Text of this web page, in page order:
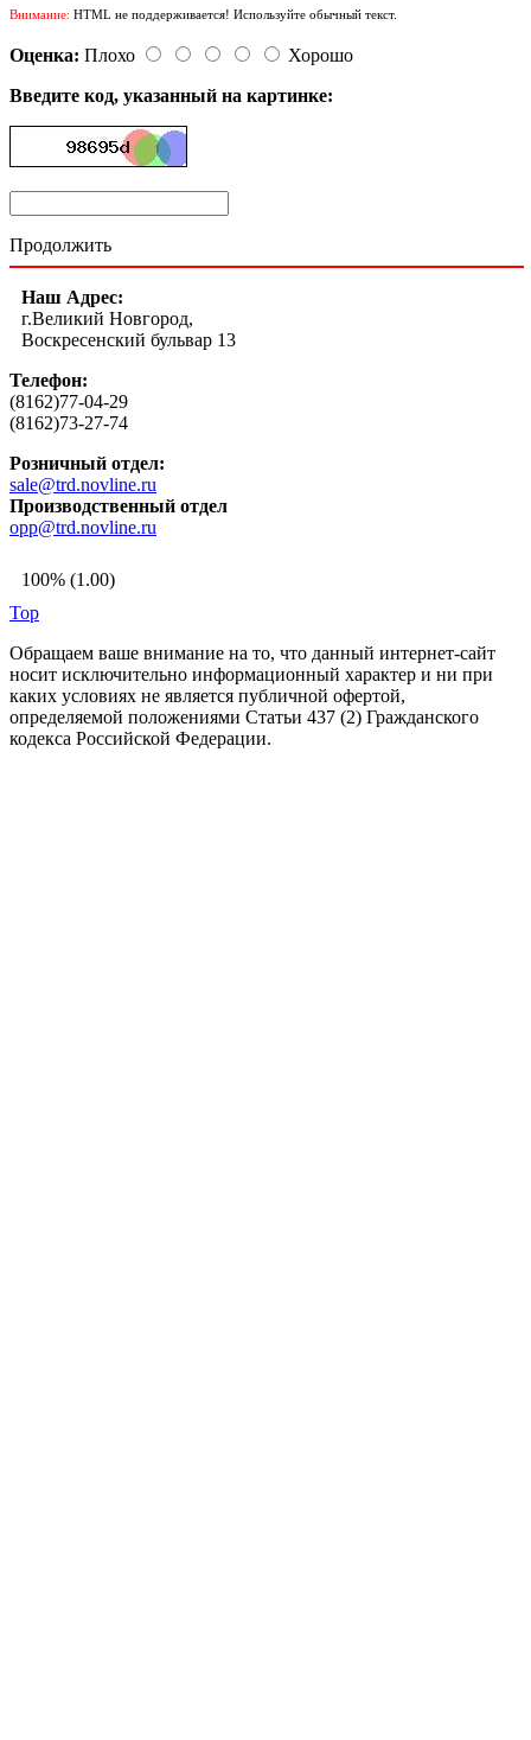
Внимание: HTML не поддерживается! Используйте обычный текст.
Оценка: Плохо
Хорошо
Введите код, указанный на картинке:
Продолжить
Наш Адрес:
г.Великий Новгород,
Воскресенский бульвар 13
Телефон:
(8162)77-04-29
(8162)73-27-74
Розничный отдел:
sale@trd.novline.ru
Производственный отдел
opp@trd.novline.ru
100% (1.00)
Top
Обращаем ваше внимание на то, что данный интернет-сайт
носит исключительно информационный характер и ни при
каких условиях не является публичной офертой,
определяемой положениями Статьи 437 (2) Гражданского
кодекса Российской Федерации.